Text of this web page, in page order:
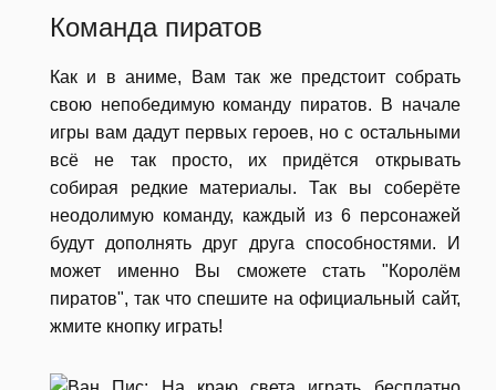
Команда пиратов
Как и в аниме, Вам так же предстоит собрать
свою непобедимую команду пиратов. В начале
игры вам дадут первых героев, но с остальными
всё не так просто, их придётся открывать
собирая редкие материалы. Так вы соберёте
неодолимую команду, каждый из 6 персонажей
будут дополнять друг друга способностями. И
может именно Вы сможете стать "Королём
пиратов", так что спешите на официальный сайт,
жмите кнопку играть!